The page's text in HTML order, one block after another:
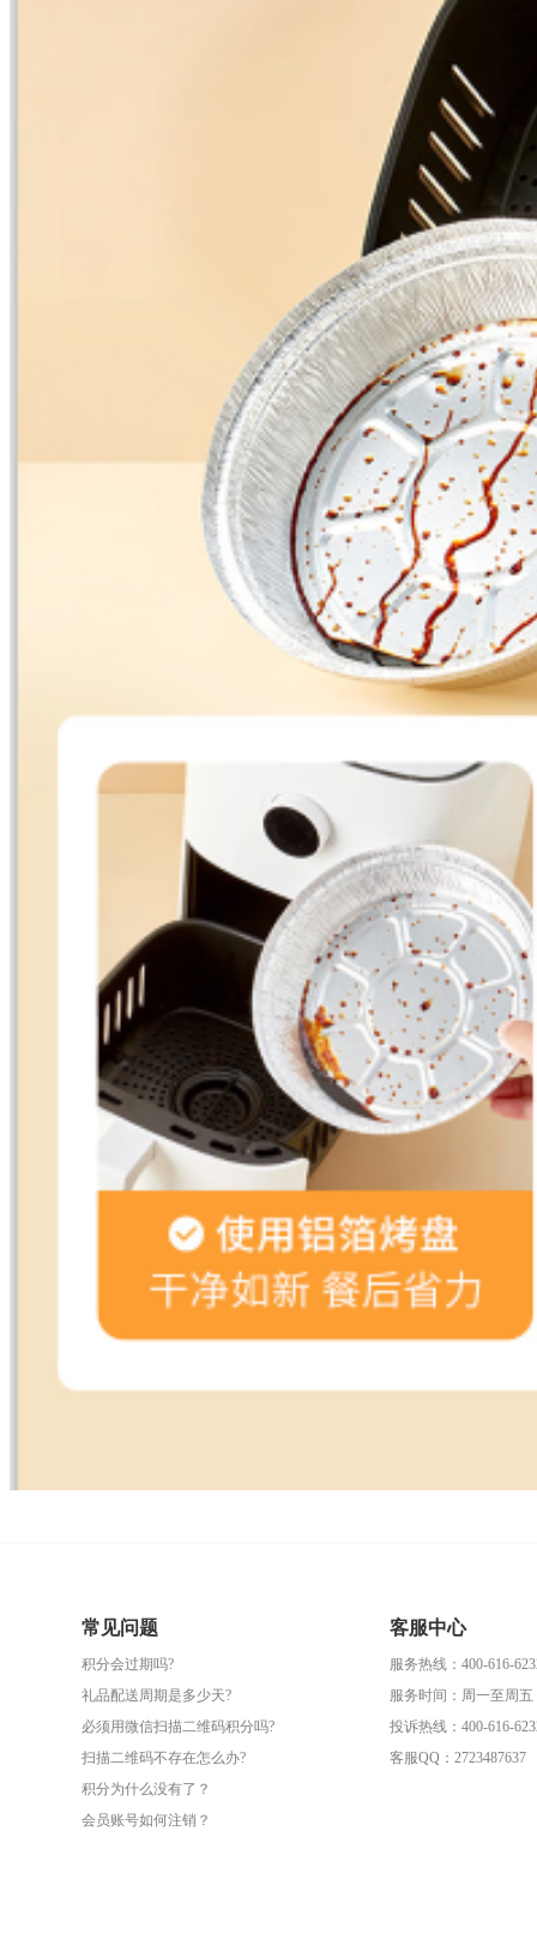
常见问题
积分会过期吗?
礼品配送周期是多少天?
必须用微信扫描二维码积分吗?
扫描二维码不存在怎么办?
积分为什么没有了？
会员账号如何注销？
客服中心
服务热线：400-616-
服务时间：周一至周五
投诉热线：400-616-
客服QQ：2723487637